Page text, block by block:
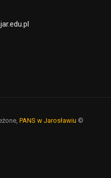
PANS w Jarosławiu ©